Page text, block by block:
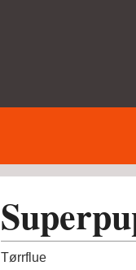
Tørrflue